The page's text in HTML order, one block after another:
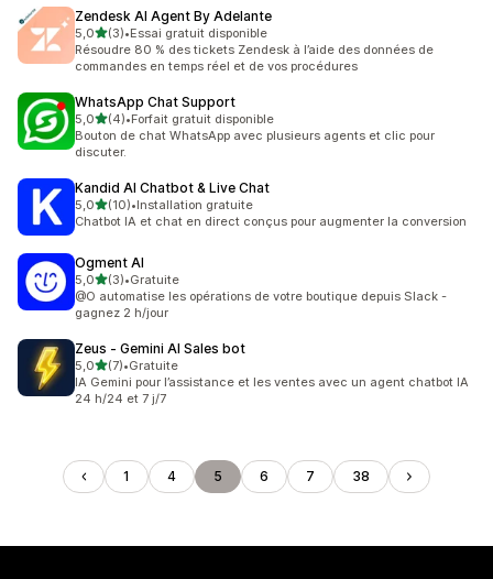
Zendesk AI Agent By Adelante
5,0étoile(s) sur 5
(3)
3 avis au total
•Essai gratuit disponible
Résoudre 80 % des tickets Zendesk à l’aide des données de
commandes en temps réel et de vos procédures
WhatsApp Chat Support
5,0étoile(s) sur 5
(4)
4 avis au total
•Forfait gratuit disponible
Bouton de chat WhatsApp avec plusieurs agents et clic pour
discuter.
Kandid AI Chatbot & Live Chat
5,0étoile(s) sur 5
(10)
10 avis au total
•Installation gratuite
Chatbot IA et chat en direct conçus pour augmenter la conversion
Ogment AI
5,0étoile(s) sur 5
(3)
3 avis au total
•Gratuite
@O automatise les opérations de votre boutique depuis Slack -
gagnez 2 h/jour
Zeus ‑ Gemini AI Sales bot
5,0étoile(s) sur 5
(7)
7 avis au total
•Gratuite
IA Gemini pour l’assistance et les ventes avec un agent chatbot IA
24 h/24 et 7 j/7
1 4 5 6 7 38